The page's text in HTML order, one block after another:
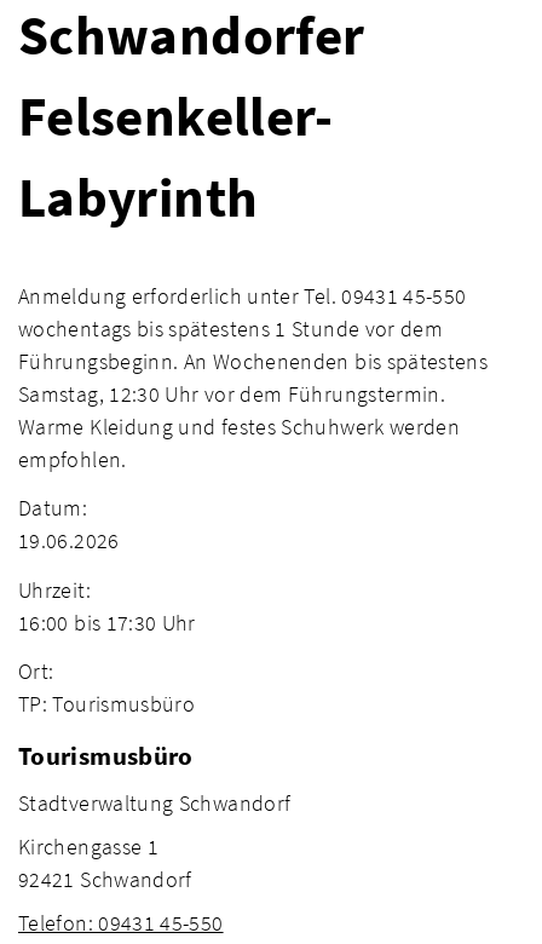
Schwandorfer
Felsenkeller-
Labyrinth
Anmeldung erforderlich unter Tel. 09431 45-550
wochentags bis spätestens 1 Stunde vor dem
Führungsbeginn. An Wochenenden bis spätestens
Samstag, 12:30 Uhr vor dem Führungstermin.
Warme Kleidung und festes Schuhwerk werden
empfohlen.
Datum:
19.06.2026
Uhrzeit:
16:00 bis 17:30 Uhr
Ort:
TP: Tourismusbüro
Tourismusbüro
Stadtverwaltung Schwandorf
Kirchengasse 1
92421 Schwandorf
Telefon: 09431 45-550